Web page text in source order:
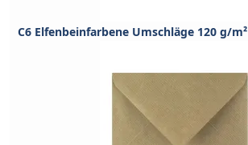
C6 Elfenbeinfarbene Umschläge 120 g/m²